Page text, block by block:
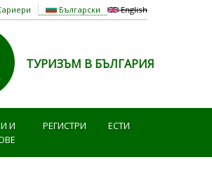
Български English
ТУРИЗЪМ В БЪЛГАРИЯ
И
РЕГИСТРИ ЕСТИ